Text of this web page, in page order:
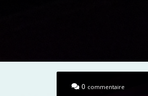
0 commentaire